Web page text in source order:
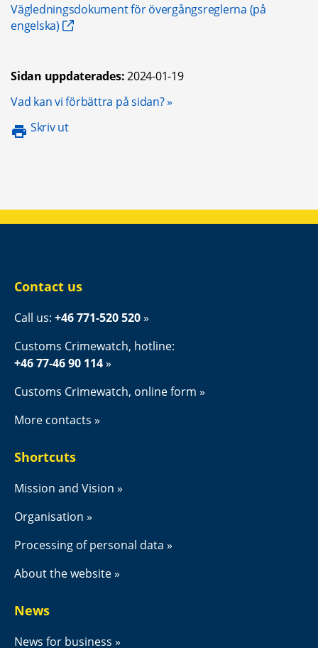
Vägledningsdokument för övergångsreglerna (på
engelska)
Sidan uppdaterades:2024-01-19
Vad kan vi förbättra på sidan?Opens in new window.
Skriv ut
Contact us
Call us: +46 771-520 520
Customs Crimewatch, hotline:
+46 77-46 90 114
Customs Crimewatch, online form
More contacts
Shortcuts
Mission and Vision
Organisation
Processing of personal data
About the website
News
News for business